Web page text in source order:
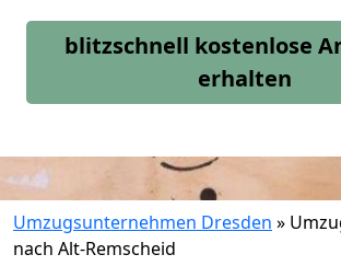
blitzschnell kostenlose
erhalten
Umzugsunternehmen Dresden »
nach Alt-Remscheid